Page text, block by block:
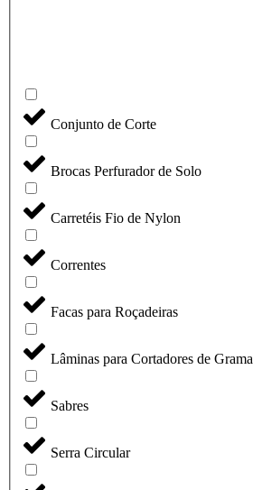
Conjunto de Corte
Brocas Perfurador de Solo
Carretéis Fio de Nylon
Correntes
Facas para Roçadeiras
Lâminas para Cortadores de Grama
Sabres
Serra Circular